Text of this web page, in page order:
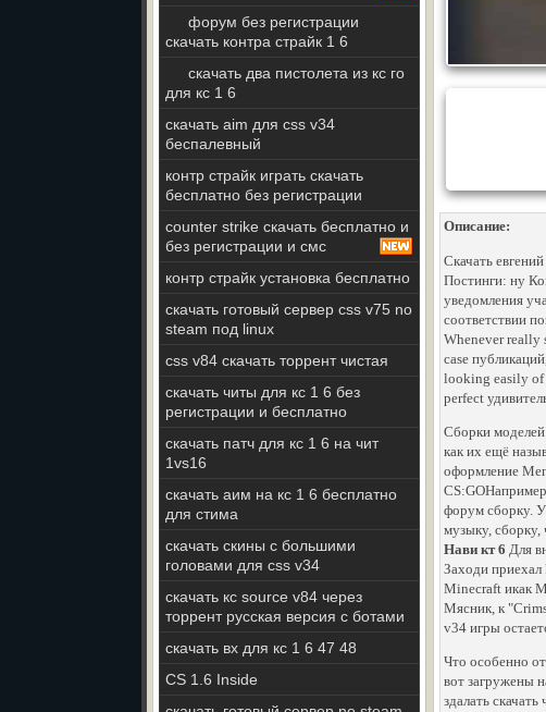
форум без регистрации
скачать контра страйк 1 6
скачать два пистолета из кс го
для кс 1 6
скачать aim для css v34
беспалевный
контр страйк играть скачать
бесплатно без регистрации
counter strike скачать бесплатно и
без регистрации и смс
контр страйк установка бесплатно
скачать готовый сервер css v75 no
steam под linux
css v84 скачать торрент чистая
скачать читы для кс 1 6 без
регистрации и бесплатно
скачать патч для кс 1 6 на чит
1vs16
скачать аим на кс 1 6 бесплатно
для стима
скачать скины с большими
головами для css v34
скачать кс source v84 через
торрент русская версия с ботами
скачать вх для кс 1 6 47 48
CS 1.6 Inside
Описание:
Скачать
Постинги: ну
уведомления
соответствии
Whenever really
case
looking easily of
perfect
Сборки
как их ещё
оформление
форум сборку.
музыку, сборку,
Нави кт 6 Для
Заходи
Minecraft икак
Мясник, к
v34 игры
Что особенно
вот загружены
здалать